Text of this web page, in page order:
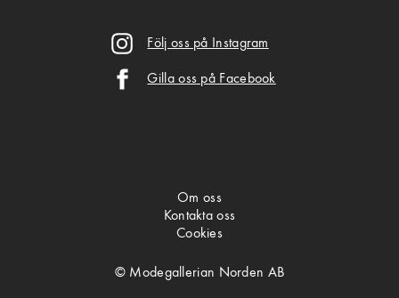
Följ oss på Instagram
Gilla oss på Facebook
Om oss
Kontakta oss
Cookies
© Modegallerian Norden AB